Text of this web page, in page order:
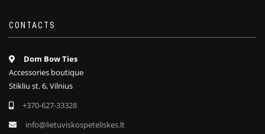
CONTACTS
Dom Bow Ties
Accessories boutique
Stikliu st. 6, Vilnius
+370-627-33328
info@lietuviskospeteliskes.lt